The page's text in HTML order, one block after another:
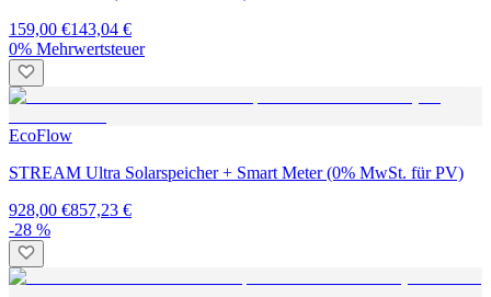
159,00 €143,04 €
0% Mehrwertsteuer
EcoFlow
STREAM Ultra Solarspeicher + Smart Meter (0% MwSt. für PV)
928,00 €857,23 €
-28 %